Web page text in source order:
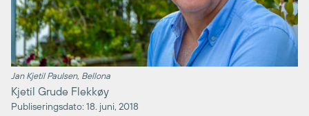
Jan Kjetil Paulsen, Bellona
Kjetil Grude Flekkøy
Publiseringsdato: 18. juni, 2018